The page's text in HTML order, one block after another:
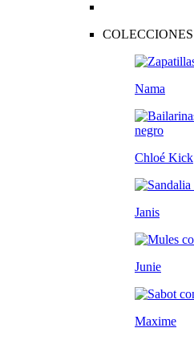
COLECCIONES
Nama
Chloé Kick
Janis
Junie
Maxime